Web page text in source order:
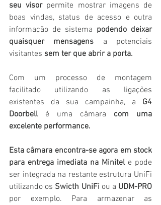
seu visor permite mostrar imagens de
boas vindas, status de acesso e outra
informação de sistema podendo deixar
quaisquer mensagens a potenciais
visitantes sem ter que abrir a porta.
Com um processo de montagem
facilitado utilizando as ligações
existentes da sua campainha, a G4
Doorbell é uma câmara com uma
excelente performance.
Esta câmara encontra-se agora em stock
para entrega imediata na Minitel e pode
ser integrada na restante estrutura UniFi
utilizando os Swicth UniFi ou a UDM-PRO
por exemplo. Para armazenar as